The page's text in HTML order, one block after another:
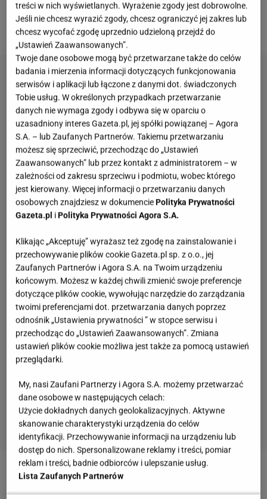
marnowanie jedzenia z ciekawie pysznym
rezultatem.
Zobacz wideoBardzo zdrowe, dietetyczne i
ekologiczne chipsy z warzyw
treści w nich wyświetlanych. Wyrażenie zgody jest dobrowolne.
Jeśli nie chcesz wyrazić zgody, chcesz ograniczyć jej zakres lub
chcesz wycofać zgodę uprzednio udzieloną przejdź do
„Ustawień Zaawansowanych”.
Twoje dane osobowe mogą być przetwarzane także do celów
badania i mierzenia informacji dotyczących funkcjonowania
serwisów i aplikacji lub łączone z danymi dot. świadczonych
Tobie usług. W określonych przypadkach przetwarzanie
danych nie wymaga zgody i odbywa się w oparciu o
uzasadniony interes Gazeta.pl, jej spółki powiązanej – Agora
S.A. – lub Zaufanych Partnerów. Takiemu przetwarzaniu
możesz się sprzeciwić, przechodząc do „Ustawień
Zaawansowanych” lub przez kontakt z administratorem – w
zależności od zakresu sprzeciwu i podmiotu, wobec którego
jest kierowany. Więcej informacji o przetwarzaniu danych
osobowych znajdziesz w dokumenciePolityka Prywatności
Gazeta.pl iPolityka Prywatności Agora S.A.
Klikając „Akceptuję” wyrażasz też zgodę na zainstalowanie i
przechowywanie plików cookie Gazeta.pl sp. z o.o., jej
Zaufanych Partnerów i Agora S.A. na Twoim urządzeniu
końcowym. Możesz w każdej chwili zmienić swoje preferencje
dotyczące plików cookie, wywołując narzędzie do zarządzania
twoimi preferencjami dot. przetwarzania danych poprzez
odnośnik „Ustawienia prywatności ” w stopce serwisu i
przechodząc do „Ustawień Zaawansowanych”. Zmiana
ustawień plików cookie możliwa jest także za pomocą ustawień
przeglądarki.
My, nasi Zaufani Partnerzy i Agora S.A. możemy przetwarzać
dane osobowe w następujących celach:
Użycie dokładnych danych geolokalizacyjnych. Aktywne
skanowanie charakterystyki urządzenia do celów
identyfikacji. Przechowywanie informacji na urządzeniu lub
dostęp do nich. Spersonalizowane reklamy i treści, pomiar
reklam i treści, badnie odbiorców i ulepszanie usług.
Lista Zaufanych Partnerów